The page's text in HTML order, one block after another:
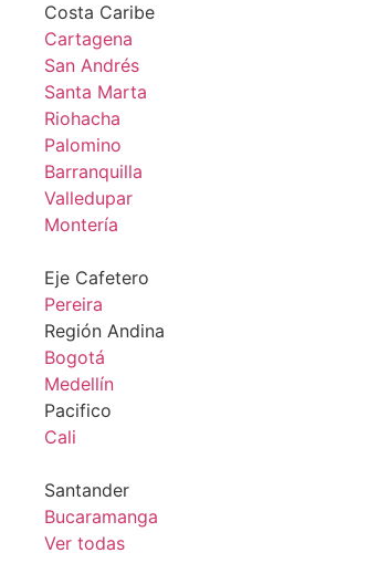
Costa Caribe
Cartagena
San Andrés
Santa Marta
Riohacha
Palomino
Barranquilla
Valledupar
Montería
Eje Cafetero
Pereira
Región Andina
Bogotá
Medellín
Pacifico
Cali
Santander
Bucaramanga
Ver todas